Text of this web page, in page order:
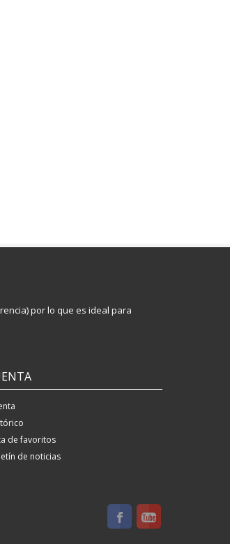
por lo que es ideal para
de favoritos
de noticias